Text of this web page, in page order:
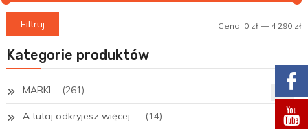
Filtruj Cena: 0 zł — 4 290 zł
Kategorie produktów
MARKI (261)
A tutaj odkryjesz więcej.. (14)